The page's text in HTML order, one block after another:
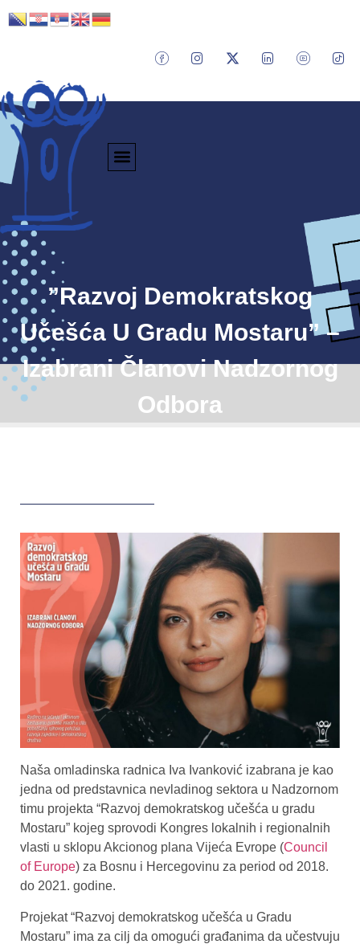
”Razvoj Demokratskog
Učešća U Gradu Mostaru” –
Izabrani Članovi Nadzornog
Odbora
Naša omladinska radnica Iva Ivanković izabrana je kao
jedna od predstavnica nevladinog sektora u Nadzornom
timu projekta “Razvoj demokratskog učešća u gradu
Mostaru” kojeg sprovodi Kongres lokalnih i regionalnih
vlasti u sklopu Akcionog plana Vijeća Evrope (Council
of Europe) za Bosnu i Hercegovinu za period od 2018.
do 2021. godine.
Projekat “Razvoj demokratskog učešća u Gradu
Mostaru” ima za cilj da omogući građanima da učestvuju